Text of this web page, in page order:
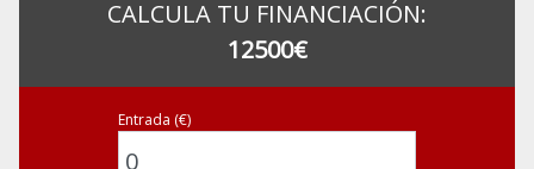
CALCULA TU FINANCIACIÓN:
12500€
Entrada (€)